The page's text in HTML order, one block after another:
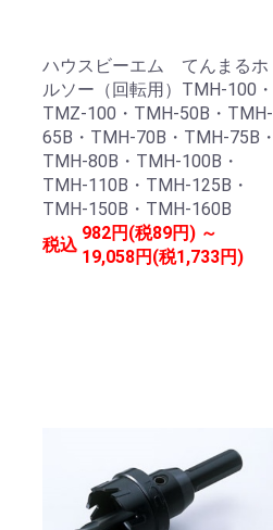
ハウスビーエム てんまるホ
ルソー（回転用）TMH-100・
TMZ-100・TMH-50B・TMH-
65B・TMH-70B・TMH-75B・
TMH-80B・TMH-100B・
TMH-110B・TMH-125B・
TMH-150B・TMH-160B
税込
982円(税89円) ～
19,058円(税1,733円)